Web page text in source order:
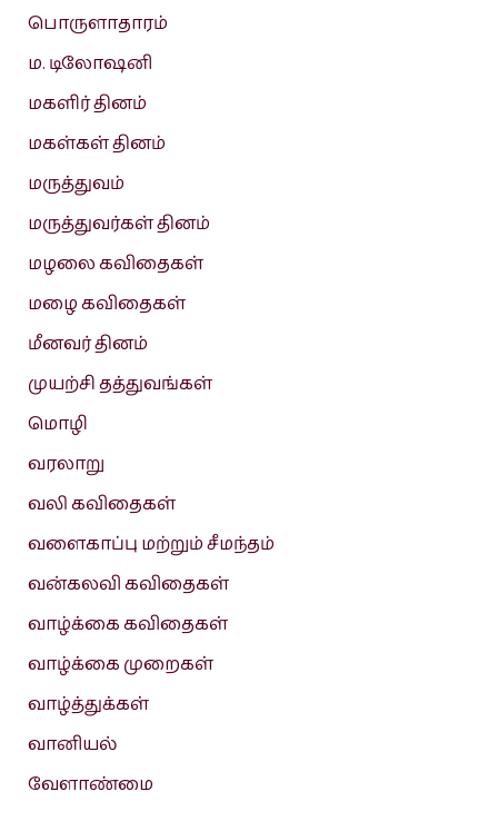
பொருளாதாரம்
ம. டிலோஷனி
மகளிர் தினம்
மகள்கள் தினம்
மருத்துவம்
மருத்துவர்கள் தினம்
மழலை கவிதைகள்
மழை கவிதைகள்
மீனவர் தினம்
முயற்சி தத்துவங்கள்
மொழி
வரலாறு
வலி கவிதைகள்
வளைகாப்பு மற்றும் சீமந்தம்
வன்கலவி கவிதைகள்
வாழ்க்கை கவிதைகள்
வாழ்க்கை முறைகள்
வாழ்த்துக்கள்
வானியல்
வேளாண்மை